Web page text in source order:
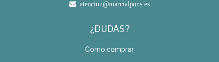
atencion@marcialpons.es
¿DUDAS?
Como comprar